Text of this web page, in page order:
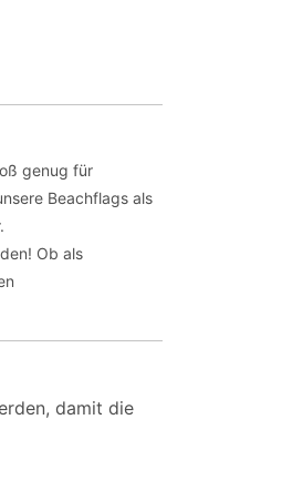
genug für
Beachflags als
Ob als
damit die